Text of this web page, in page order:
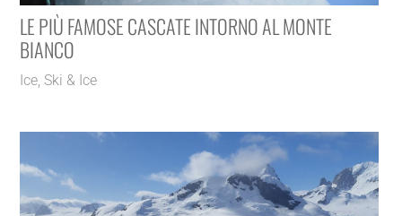
LE PIÙ FAMOSE CASCATE INTORNO AL MONTE
BIANCO
Ice,Ski & Ice